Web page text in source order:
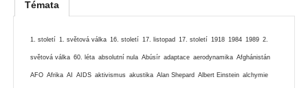
Témata
1. století 1. světová válka 16. století 17. listopad 17. století 1918 1984 1989 2.
světová válka 60. léta absolutní nula Abúsír adaptace aerodynamika Afghánistán
AFO Afrika AI AIDS aktivismus akustika Alan Shepard Albert Einstein alchymie